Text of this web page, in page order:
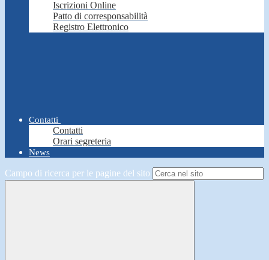
Iscrizioni Online
Patto di corresponsabilità
Registro Elettronico
Contatti
Contatti
Orari segreteria
News
Campo di ricerca per le pagine del sito